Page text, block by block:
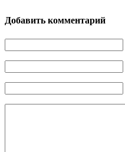
Добавить комментарий